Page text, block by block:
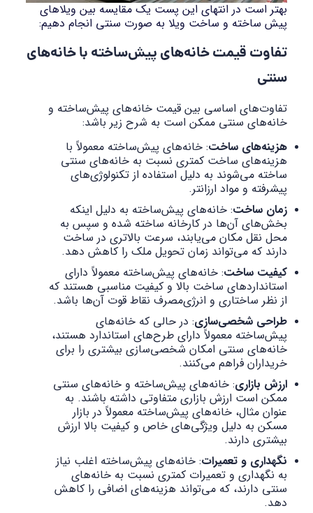
بهتر است در انتهای این پست یک مقایسه بین ویلاهای
پیش ساخته و ساخت ویلا به صورت سنتی انجام دهیم:
تفاوت قیمت خانه‌های پیش‌ساخته با خانه‌های
سنتی
تفاوت‌های اساسی بین قیمت خانه‌های پیش‌ساخته و
خانه‌های سنتی ممکن است به شرح زیر باشد:
هزینه‌های ساخت: خانه‌های پیش‌ساخته معمولاً با
هزینه‌های ساخت کمتری نسبت به خانه‌های سنتی
ساخته می‌شوند به دلیل استفاده از تکنولوژی‌های
پیشرفته و مواد ارزانتر.
زمان ساخت: خانه‌های پیش‌ساخته به دلیل اینکه
بخش‌های آن‌ها در کارخانه ساخته شده و سپس به
محل نقل مکان می‌یابند، سرعت بالاتری در ساخت
دارند که می‌تواند زمان تحویل ملک را کاهش دهد.
کیفیت ساخت: خانه‌های پیش‌ساخته معمولاً دارای
استانداردهای ساخت بالا و کیفیت مناسبی هستند که
از نظر ساختاری و انرژی‌مصرف نقاط قوت آن‌ها باشد.
طراحی شخصی‌سازی: در حالی که خانه‌های
پیش‌ساخته معمولاً دارای طرح‌های استاندارد هستند،
خانه‌های سنتی امکان شخصی‌سازی بیشتری را برای
خریداران فراهم می‌کنند.
ارزش بازاری: خانه‌های پیش‌ساخته و خانه‌های سنتی
ممکن است ارزش بازاری متفاوتی داشته باشند. به
عنوان مثال، خانه‌های پیش‌ساخته معمولاً در بازار
مسکن به دلیل ویژگی‌های خاص و کیفیت بالا ارزش
بیشتری دارند.
نگهداری و تعمیرات: خانه‌های پیش‌ساخته اغلب نیاز
به نگهداری و تعمیرات کمتری نسبت به خانه‌های
سنتی دارند، که می‌تواند هزینه‌های اضافی را کاهش
دهد.